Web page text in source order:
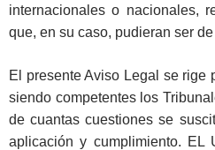
internacionales o nacionales,
que, en su caso, pudieran ser
El presente Aviso Legal se rige
siendo competentes los
de cuantas cuestiones se
aplicación y cumplimiento. EL